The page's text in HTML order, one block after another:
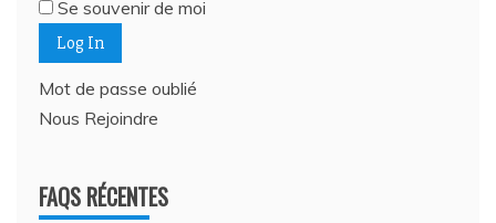
Se souvenir de moi
Mot de passe oublié
Nous Rejoindre
FAQS RÉCENTES